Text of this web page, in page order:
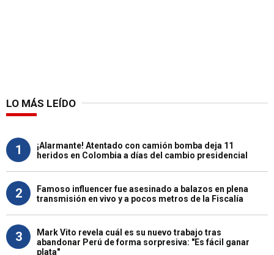
LO MÁS LEÍDO
1
¡Alarmante! Atentado con camión bomba deja 11
heridos en Colombia a días del cambio presidencial
2
Famoso influencer fue asesinado a balazos en plena
transmisión en vivo y a pocos metros de la Fiscalía
3
Mark Vito revela cuál es su nuevo trabajo tras
abandonar Perú de forma sorpresiva: "Es fácil ganar
plata"